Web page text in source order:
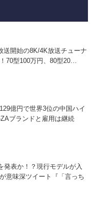
送開始の8K/4K放送チューナ
70型100万円、80型20…
億円で世界3位の中国ハイ
ブランドと雇用は継続
発表か！？現行モデルが入
意味深ツイート『「言っち